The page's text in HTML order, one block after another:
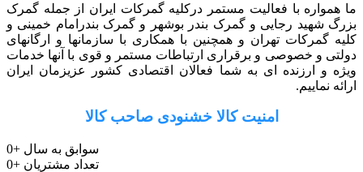
ما همواره با فعالیت مستمر درکلیه گمرکات ایران از جمله گمرک
بزرگ شهید رجایی و گمرک بندر بوشهر و گمرک بندرامام خمینی و
کلیه گمرکات تهران و همچنین با همکاری با سازمانها و ارگانهای
دولتی و خصوصی و برقراری ارتباطات مستمر و قوی با آنها خدمات
ویژه و ارزنده ای به شما فعالان اقتصادی کشور عزیزمان ایران
ارائه نماییم.
امنیت کالا خشنودی صاحب کالا
0+ سوابق به سال
0+ تعداد مشتریان